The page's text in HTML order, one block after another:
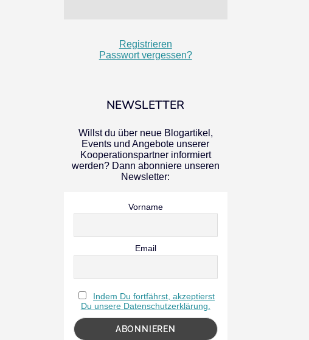
Registrieren
Passwort vergessen?
NEWSLETTER
Willst du über neue Blogartikel,
Events und Angebote unserer
Kooperationspartner informiert
werden? Dann abonniere unseren
Newsletter:
Vorname
Email
Indem Du fortfährst, akzeptierst
Du unsere Datenschutzerklärung.